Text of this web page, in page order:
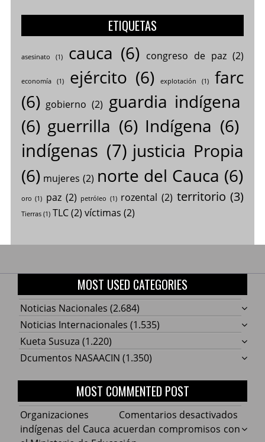
ETIQUETAS
asesinato (1) cauca (6) congreso de paz(2)
economía(1) ejército (6) explotación (1)
farc
(6) gobierno (2) guardia indígena
(6) guerrilla (6) Indígena (6)
indígenas (7) justicia Propia
(6) mujeres (2) norte del Cauca (6)
oro (1) paz (2) petróleo (1) rozental (2) territorio (3)
Tierras(1) TLC(2) víctimas (2)
MOST USED CATEGORIES
Noticias Nacionales (2.684)
Noticias Internacionales (1.535)
Kueta Susuza (1.220)
Dcumentos NASAACIN (1.350)
MOST COMMENTED POST
Comentarios desactivados
Organizaciones
indígenas del Cauca acuerdan compromisos con